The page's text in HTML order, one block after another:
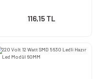
116,15 TL